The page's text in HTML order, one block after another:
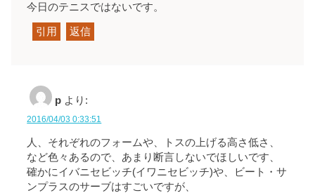
今日のテニスではないです。
引用 返信
p より:
2016/04/03 0:33:51
人、それぞれのフォームや、トスの上げる高さ低さ、
など色々あるので、あまり断言しないでほしいです、
確かにイバニセビッチ(イワニセビッチ)や、ビート・サ
ンプラスのサーブはすごいですが、